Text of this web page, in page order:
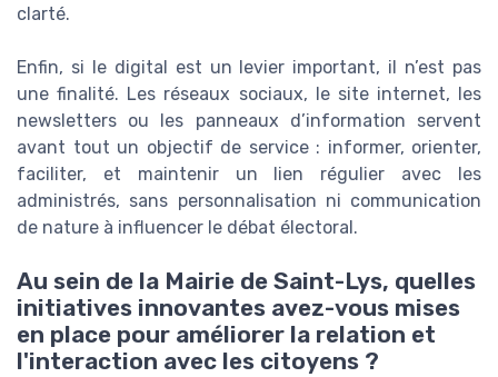
clarté.
Enfin, si le digital est un levier important, il n’est pas
une finalité. Les réseaux sociaux, le site internet, les
newsletters ou les panneaux d’information servent
avant tout un objectif de service : informer, orienter,
faciliter, et maintenir un lien régulier avec les
administrés, sans personnalisation ni communication
de nature à influencer le débat électoral.
Au sein de la Mairie de Saint-Lys, quelles
initiatives innovantes avez-vous mises
en place pour améliorer la relation et
l'interaction avec les citoyens ?